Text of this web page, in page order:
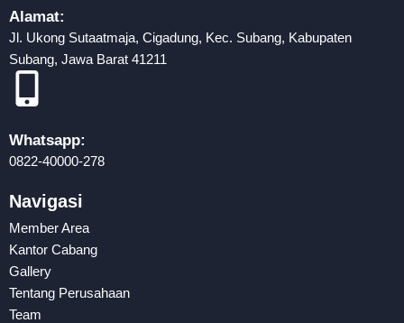
Alamat:
Jl. Ukong Sutaatmaja, Cigadung, Kec. Subang, Kabupaten
Subang, Jawa Barat 41211
Whatsapp:
0822-40000-278
Navigasi
Member Area
Kantor Cabang
Gallery
Tentang Perusahaan
Team